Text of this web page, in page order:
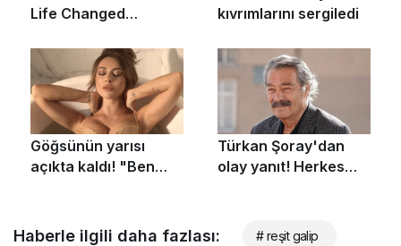
Haberle ilgili daha fazlası: # reşit galip